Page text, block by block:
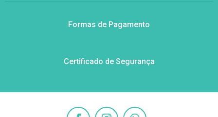
Formas de Pagamento
Certificado de Segurança